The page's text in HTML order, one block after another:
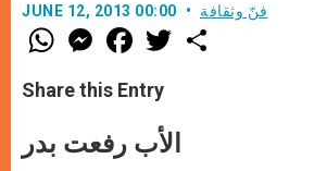
JUNE 12, 2013 00:00 فنّ وثقافة
W
h
t
s
p
M
e
s
e
g
e
F
a
e
b
k
w
r
Share this Entry
الأب رفعت بدر